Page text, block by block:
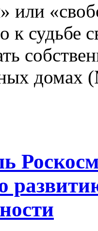
или
к судьбе
домах